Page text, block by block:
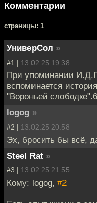
Комментарии
cтраницы: 1
УниверСол »
#1 | 13.02.25 19:38
При упоминании
вспоминается
"Вороньей
logog »
#2 | 13.02.25 20:58
Эх, бросить бы всё,
Steel Rat »
#3 | 13.02.25 21:55
Кому: logog, #2